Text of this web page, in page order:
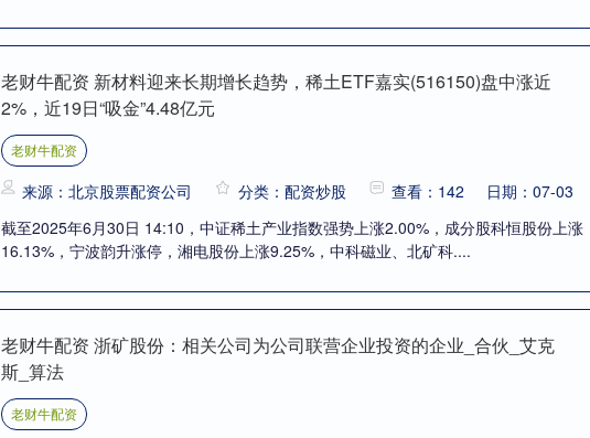
老财牛配资 新材料迎来长期增长趋势，稀土ETF嘉实(516150)盘中涨近
2%，近19日“吸金”4.48亿元
老财牛配资
来源：北京股票配资公司 分类：配资炒股 查看：142
日期：07-03
截至2025年6月30日 14:10，中证稀土产业指数强势上涨2.00%，成分股科恒股份上涨
16.13%，宁波韵升涨停，湘电股份上涨9.25%，中科磁业、北矿科....
老财牛配资 浙矿股份：相关公司为公司联营企业投资的企业_合伙_艾克
斯_算法
老财牛配资